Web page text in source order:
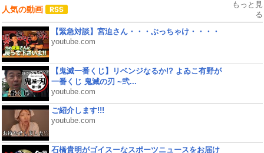
人気の動画
もっと見
る
【緊急対談】宮迫さん・・・ぶっちゃけ・・・・
youtube.com
【鬼滅一番くじ】リベンジなるか!? よゐこ有野が
一番くじ 鬼滅の刃 ~弐...
youtube.com
ご紹介します!!!
youtube.com
石橋貴明がゴイスーなスポーツニュースをお届け